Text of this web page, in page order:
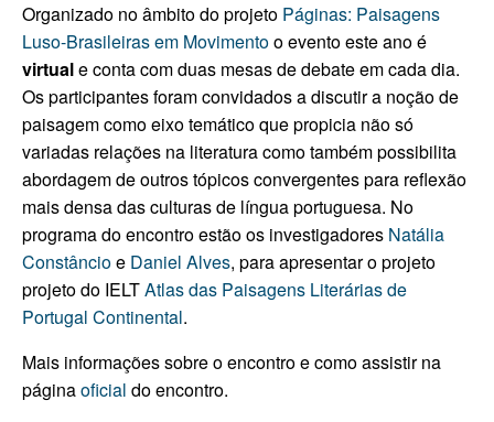
Organizado no âmbito do projeto Páginas: Paisagens
Luso-Brasileiras em Movimentoo evento este ano é
virtuale conta com duas mesas de debate em cada dia.
Os participantes foram convidados a discutir a noção de
paisagem como eixo temático que propicia não só
variadas relações na literatura como também possibilita
abordagem de outros tópicos convergentes para reflexão
mais densa das culturas de língua portuguesa. No
programa do encontro estão os investigadores Natália
Constâncioe Daniel Alves, para apresentar o projeto
projeto do IELTAtlas das Paisagens Literárias de
Portugal Continental.
Mais informações sobre o encontro e como assistir na
páginaoficial do encontro.